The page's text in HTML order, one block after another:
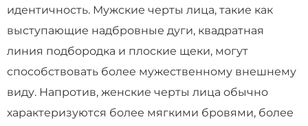
идентичность. Мужские черты лица, такие как
выступающие надбровные дуги, квадратная
линия подбородка и плоские щеки, могут
способствовать более мужественному внешнему
виду. Напротив, женские черты лица обычно
характеризуются более мягкими бровями, более